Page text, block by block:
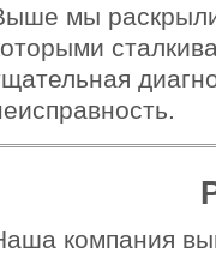
мы
компания